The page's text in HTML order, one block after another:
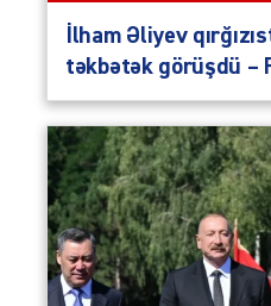
İlham Əliyev
təkbətək görüşdü –